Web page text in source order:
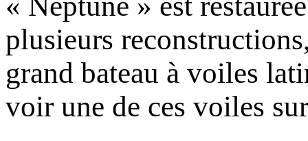
plusieurs
grand bateau à voiles
voir une de ces voiles